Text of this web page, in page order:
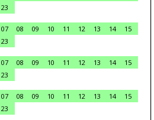
23
07 08 09 10 11 12 13 14
15
23
07 08 09 10 11 12 13 14
15
23
07 08 09 10 11 12 13 14
15
23